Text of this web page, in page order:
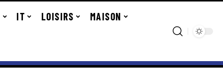
IT LOISIRS MAISON